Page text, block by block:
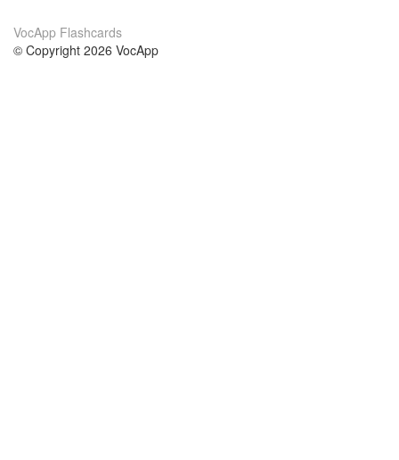
VocApp Flashcards
© Copyright 2026 VocApp